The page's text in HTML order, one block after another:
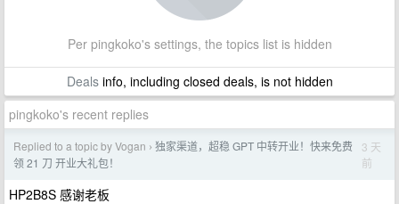
Per pingkoko's settings, the topics list is hidden
Dealsinfo, including closed deals, is not hidden
pingkoko's recent replies
Replied to a topic by Vogan › 独家渠道，超稳 GPT 中转开业！快来免费
领 21 刀 开业大礼包！
3 天
前
HP2B8S 感谢老板